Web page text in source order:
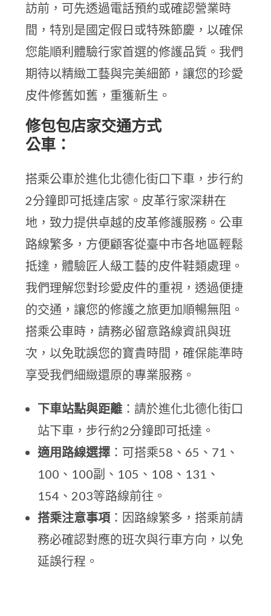
訪前，可先透過電話預約或確認營業時
間，特別是國定假日或特殊節慶，以確保
您能順利體驗行家首選的修護品質。我們
期待以精緻工藝與完美細節，讓您的珍愛
皮件修舊如舊，重獲新生。
修包包店家交通方式
公車：
搭乘公車於進化北德化街口下車，步行約
2分鐘即可抵達店家。皮革行家深耕在
地，致力提供卓越的皮革修護服務。公車
路線繁多，方便顧客從臺中市各地區輕鬆
抵達，體驗匠人級工藝的皮件鞋類處理。
我們理解您對珍愛皮件的重視，透過便捷
的交通，讓您的修護之旅更加順暢無阻。
搭乘公車時，請務必留意路線資訊與班
次，以免耽誤您的寶貴時間，確保能準時
享受我們細緻還原的專業服務。
下車站點與距離 ：請於進化北德化街口
站下車，步行約2分鐘即可抵達。
適用路線選擇 ：可搭乘58、65、71、
100、100副、105、108、131、
154、203等路線前往。
搭乘注意事項 ：因路線繁多，搭乘前請
務必確認對應的班次與行車方向，以免
延誤行程。